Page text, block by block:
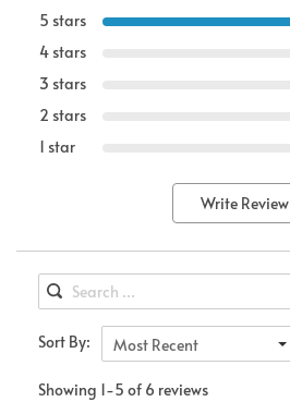
5 stars
4 stars
3 stars
2 stars
1 star
Write Review
Sort By: Most Recent
Showing 1-5 of 6 reviews